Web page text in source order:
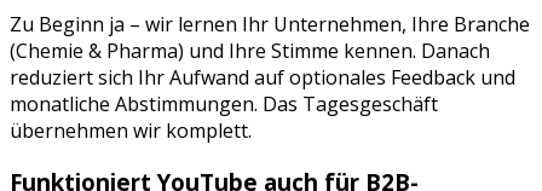
Zu Beginn ja – wir lernen Ihr Unternehmen, Ihre Branche
(Chemie & Pharma) und Ihre Stimme kennen. Danach
reduziert sich Ihr Aufwand auf optionales Feedback und
monatliche Abstimmungen. Das Tagesgeschäft
übernehmen wir komplett.
FunktioniertYouTube auch für B2B-